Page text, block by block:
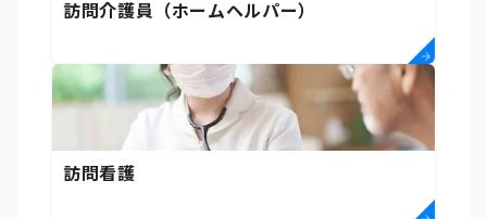
訪問介護員（ホームヘルパー）
訪問看護